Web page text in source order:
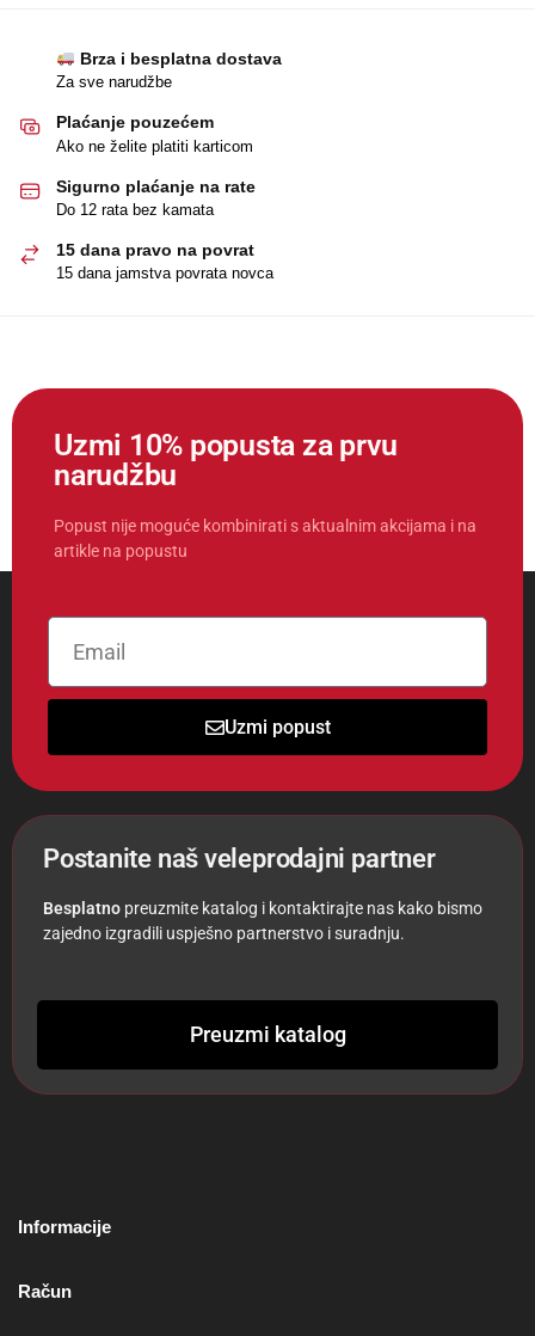
Brza i besplatna dostava
Za sve narudžbe
Plaćanje pouzećem
Ako ne želite platiti karticom
Sigurno plaćanje na rate
Do 12 rata bez kamata
15 dana pravo na povrat
15 dana jamstva povrata novca
Uzmi 10% popusta za prvu
narudžbu
Popust nije moguće kombinirati s aktualnim akcijama i na
artikle na popustu
Uzmi popust
Postanite naš veleprodajni partner
Besplatno preuzmite katalog i kontaktirajte nas kako bismo
zajedno izgradili uspješno partnerstvo i suradnju.
Preuzmi katalog
Informacije
Račun